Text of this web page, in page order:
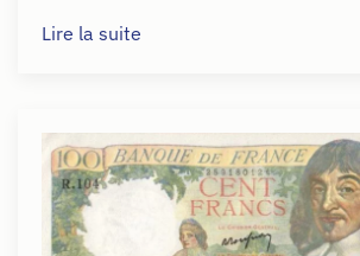
Lire la suite